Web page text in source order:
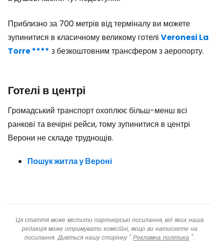
Приблизно за 700 метрів від терміналу ви можете
зупинитися в класичному великому готелі Veronesi La
Torre **** з безкоштовним трансфером з аеропорту.
Готелі в центрі
Громадський транспорт охоплює більш-менш всі
ранкові та вечірні рейси, тому зупинитися в центрі
Верони не складе труднощів.
Пошук житла у Вероні
Ця стаття може містити партнерські посилання, від яких наша
редакція може отримувати комісійні, якщо ви натиснете на
посилання. Дивіться нашу сторінку " Рекламна політика ".